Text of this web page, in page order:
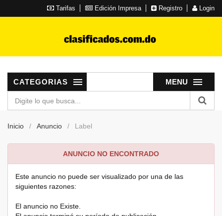
Tarifas Edición Impresa Registro Login
MENU
CATEGORIAS
Inicio Anuncio Label
ANUNCIO NO ENCONTRADO
Este anuncio no puede ser visualizado por una de las
siguientes razones:
El anuncio no Existe.